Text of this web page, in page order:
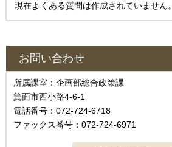
現在よくある質問は作成されていません。
お問い合わせ
所属課室：企画部総合政策課
箕面市西小路4‐6‐1
電話番号：072-724-6718
ファックス番号：072-724-6971